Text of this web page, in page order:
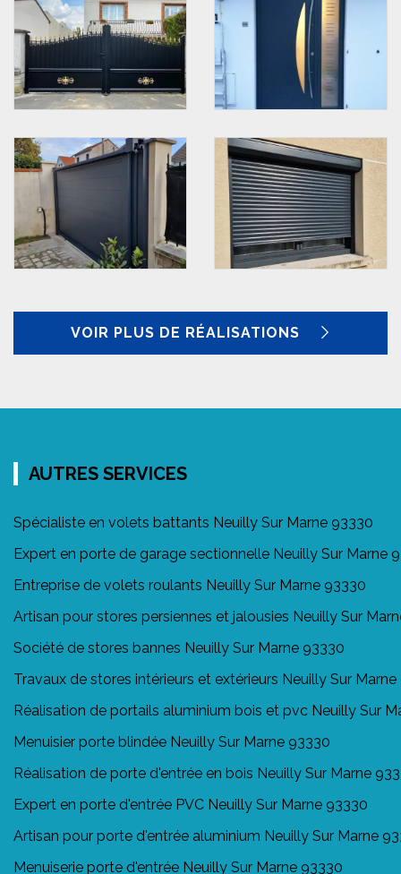
VOIR PLUS DE RÉALISATIONS
AUTRES SERVICES
Spécialiste en volets battants Neuilly Sur Marne 93330
Expert en porte de garage sectionnelle Neuilly Sur Marne
Entreprise de volets roulants Neuilly Sur Marne 93330
Artisan pour stores persiennes et jalousies Neuilly Sur
Société de stores bannes Neuilly Sur Marne 93330
Travaux de stores intérieurs et extérieurs Neuilly Sur
Réalisation de portails aluminium bois et pvc Neuilly Sur
Menuisier porte blindée Neuilly Sur Marne 93330
Réalisation de porte d'entrée en bois Neuilly Sur Marne
Expert en porte d'entrée PVC Neuilly Sur Marne 93330
Artisan pour porte d'entrée aluminium Neuilly Sur Marne
Menuiserie porte d'entrée Neuilly Sur Marne 93330